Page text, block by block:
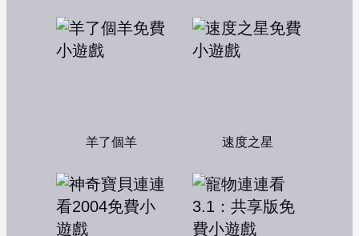
羊了個羊 速度之星